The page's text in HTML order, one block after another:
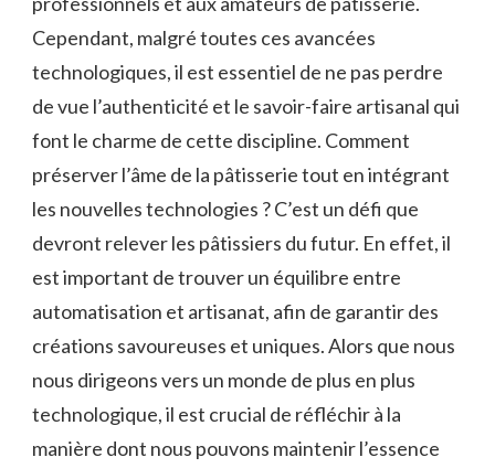
Cependant, malgré toutes ces avancées
technologiques, il est essentiel de ne pas perdre
de vue l’authenticité et le savoir-faire artisanal qui
font le charme de cette discipline. Comment
préserver l’âme de la pâtisserie tout en intégrant
les nouvelles technologies ? C’est un défi que
devront relever les pâtissiers du futur. En effet, il
est important de trouver un équilibre entre
automatisation et artisanat, afin de garantir des
créations savoureuses et uniques. Alors que nous
nous dirigeons vers un monde de plus en plus
technologique, il est crucial de réfléchir à la
manière dont nous pouvons maintenir l’essence